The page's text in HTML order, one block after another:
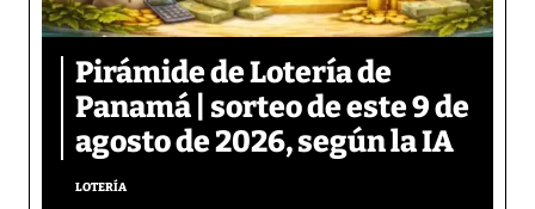
Pirámide de Lotería de
Panamá | sorteo de este 9 de
agosto de 2026, según la IA
LOTERÍA